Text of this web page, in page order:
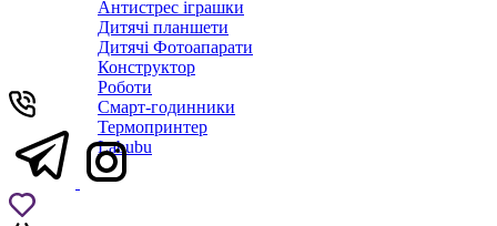
Антистрес іграшки
Дитячi планшети
Дитячі Фотоапарати
Конструктор
Роботи
Смарт-годинники
Термопринтер
Labubu